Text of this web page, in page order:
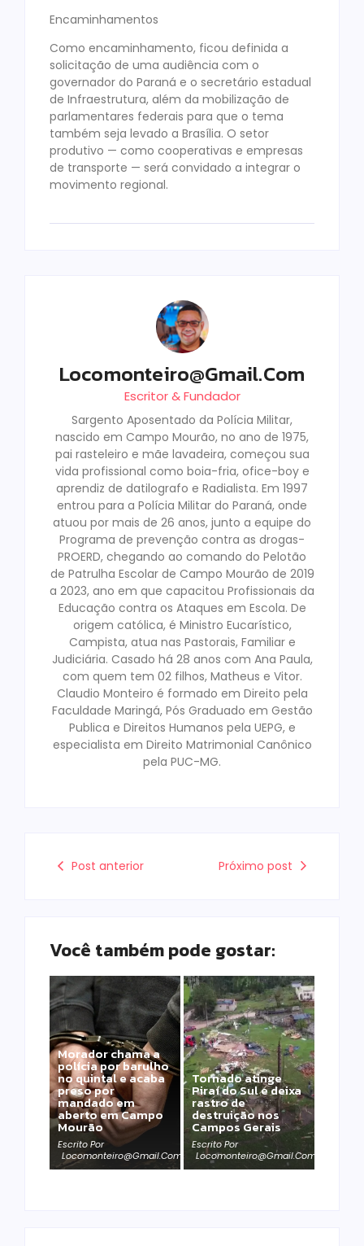
Encaminhamentos
Como encaminhamento, ficou definida a
solicitação de uma audiência com o
governador do Paraná e o secretário estadual
de Infraestrutura, além da mobilização de
parlamentares federais para que o tema
também seja levado a Brasília. O setor
produtivo — como cooperativas e empresas
de transporte — será convidado a integrar o
movimento regional.
Locomonteiro@gmail.com
Escritor & Fundador
Sargento Aposentado da Polícia Militar,
nascido em Campo Mourão, no ano de 1975,
pai rasteleiro e mãe lavadeira, começou sua
vida profissional como boia-fria, ofice-boy e
aprendiz de datilografo e Radialista. Em 1997
entrou para a Polícia Militar do Paraná, onde
atuou por mais de 26 anos, junto a equipe do
Programa de prevenção contra as drogas-
PROERD, chegando ao comando do Pelotão
de Patrulha Escolar de Campo Mourão de 2019
a 2023, ano em que capacitou Profissionais da
Educação contra os Ataques em Escola. De
origem católica, é Ministro Eucarístico,
Campista, atua nas Pastorais, Familiar e
Judiciária. Casado há 28 anos com Ana Paula,
com quem tem 02 filhos, Matheus e Vitor.
Claudio Monteiro é formado em Direito pela
Faculdade Maringá, Pós Graduado em Gestão
Publica e Direitos Humanos pela UEPG, e
especialista em Direito Matrimonial Canônico
pela PUC-MG.
Post anterior Próximo post
Você também pode gostar:
Morador chama a
polícia por barulho
no quintal e acaba
preso por
mandado em
aberto em Campo
Mourão
Escrito Por
Locomonteiro@gmail.com
Tornado atinge
Piraí do Sul e deixa
rastro de
destruição nos
Campos Gerais
Escrito Por
Locomonteiro@gmail.com